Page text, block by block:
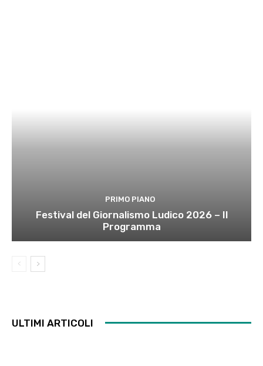
PRIMO PIANO
Festival del Giornalismo Ludico 2026 – Il
Programma
ULTIMI ARTICOLI